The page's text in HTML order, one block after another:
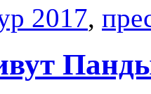
2017,